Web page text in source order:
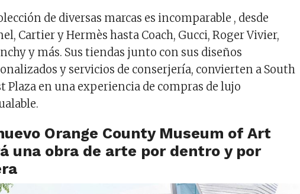
de diversas marcas es incomparable , desde
Cartier y Hermès hasta Coach, Gucci, Roger Vivier,
y más. Sus tiendas junto con sus diseños
y servicios de conserjería, convierten a South
Plaza en una experiencia de compras de lujo
Orange County Museum of Art
una obra de arte por dentro y por